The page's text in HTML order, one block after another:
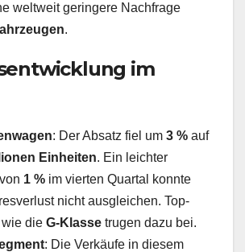
weltweit geringere Nachfrage
.
im
: Der Absatz fiel um 3 % auf
Einheiten. Ein leichter
1 % im vierten Quartal konnte
nicht ausgleichen. Top-
die G-Klasse trugen dazu bei.
: Die Verkäufe in diesem